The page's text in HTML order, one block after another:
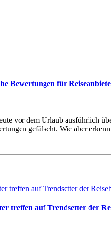
Bewertungen für
vor dem Urlaub ausführlich
gefälscht. Wie aber
treffen auf Trendsetter der